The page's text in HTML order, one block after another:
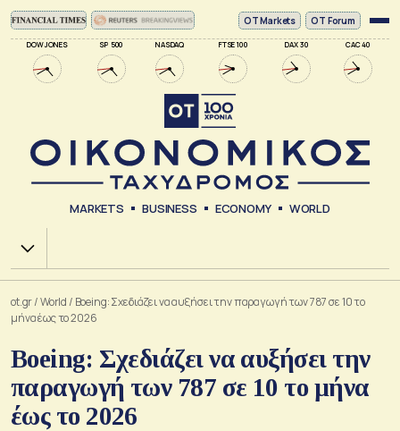
DOW JONES SP 500 NASDAQ FTSE 100 DAX 30 CAC 40
ΟΤ Markets OT Forum
MARKETS BUSINESS ECONOMY WORLD
Χ.Α.
ot.gr/World / Boeing: Σχεδιάζει να αυξήσει την παραγωγή των 787 σε 10 το
μήνα έως το 2026
Boeing: Σχεδιάζει να αυξήσει την
παραγωγή των 787 σε 10 το μήνα
έως το 2026